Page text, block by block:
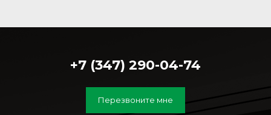
+7 (347) 290-04-74
Перезвоните мне